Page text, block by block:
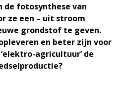
de fotosynthese van
ze een – uit stroom
grondstof te geven.
en beter zijn voor
agricultuur’ de